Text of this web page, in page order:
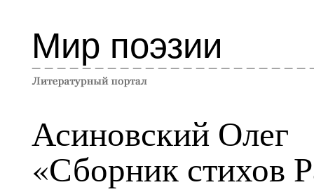
Мир поэзии
Асиновский Олег
«Сборник стихов